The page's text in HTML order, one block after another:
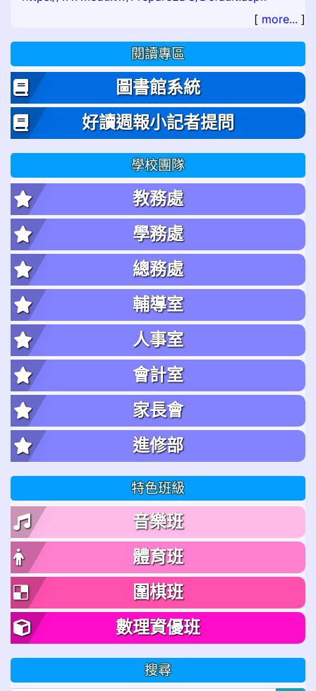
[ more... ]
閱讀專區
圖書館系統
好讀週報小記者提問
學校團隊
教務處
學務處
總務處
輔導室
人事室
會計室
家長會
進修部
特色班級
音樂班
體育班
圍棋班
數理資優班
搜尋